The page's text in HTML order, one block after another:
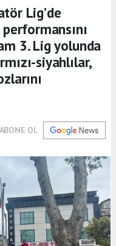
Lig’de
3. Lig yolunda
siyahlılar,
ABONE OL